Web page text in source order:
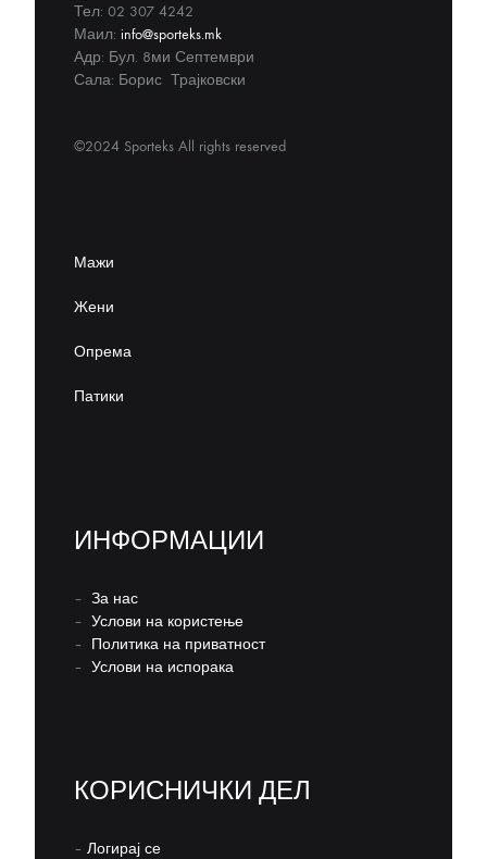
Тел: 02 307 4242
Маил: info@sporteks.mk
Адр: Бул. 8ми Септември
Сала: Борис Трајковски
©2024 Sporteks All rights reserved
Мажи
Жени
Опрема
Патики
ИНФОРМАЦИИ
– За нас
– Услови на користење
– Политика на приватност
– Услови на испорака
КОРИСНИЧКИ ДЕЛ
– Логирај се